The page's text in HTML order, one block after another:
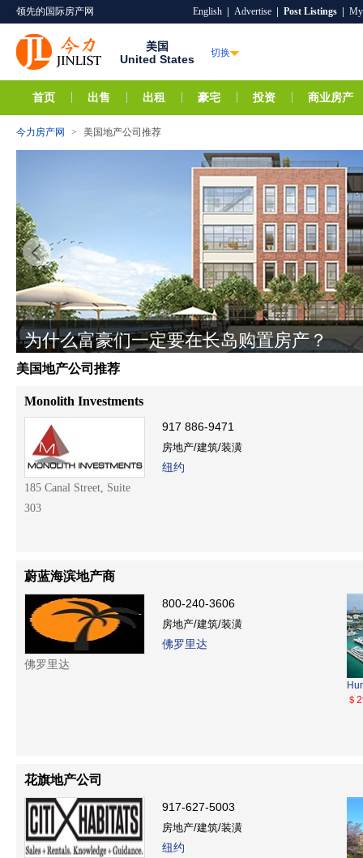
领先的国际房产网 English Advertise Post Listings
美国
United States
切换
首页 出售 出租 豪宅 投资 商业房产
今力房产网 > 美国地产公司推荐
特拉华州 新的投资热土
美国地产公司推荐
Monolith Investments
185 Canal Street, Suite
303
917 886-9471
房地产/建筑/装潢
纽约
蔚蓝海滨地产商
佛罗里达
800-240-3606
房地产/建筑/装潢
佛罗里达
＄
花旗地产公司
917-627-5003
房地产/建筑/装潢
纽约